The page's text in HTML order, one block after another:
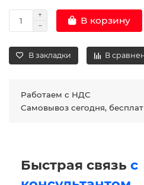
В корзину
В закладки В
Работаем с НДС
Самовывоз сегодня,
Быстрая связь с